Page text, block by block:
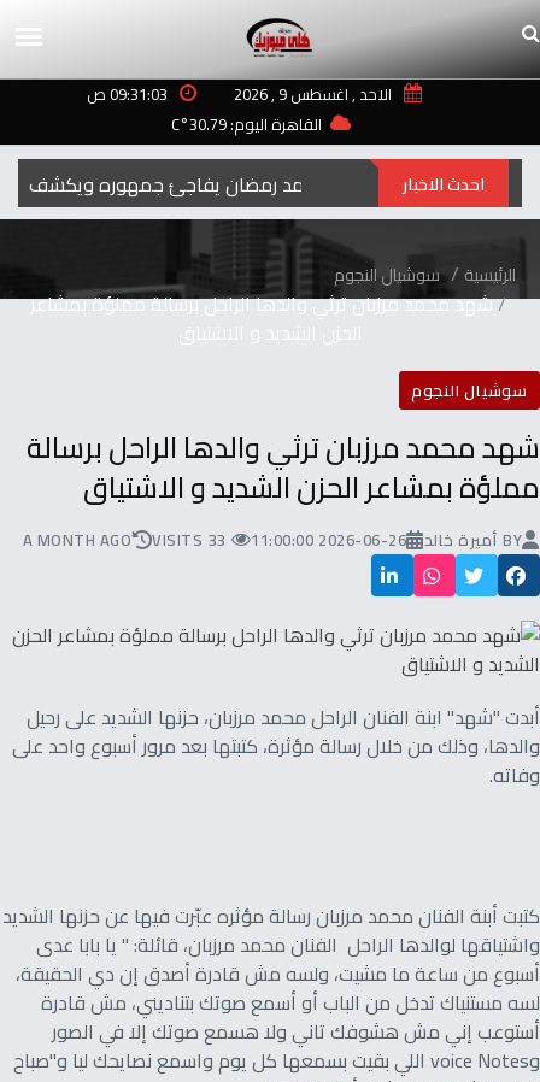
الاحد , اغسطس 9 , 2026
09:31:03 ص
القاهرة اليوم: 30.79°C
احدث الاخبار
الرئيسية سوشيال النجوم
شهد محمد مرزبان ترثي والدها الراحل برسالة مملؤة بمشاعر
الحزن الشديد و الاشتياق
سوشيال النجوم
شهد محمد مرزبان ترثي والدها الراحل برسالة
مملؤة بمشاعر الحزن الشديد و الاشتياق
BY أميرة خالد 2026-06-26 11:00:00
33 VISITS
A MONTH AGO
أبدت "شهد" ابنة الفنان الراحل محمد مرزبان، حزنها الشديد على رحيل
والدها، وذلك من خلال رسالة مؤثرة، كتبتها بعد مرور أسبوع واحد على
وفاته.
كتبت أبنة الفنان محمد مرزبان رسالة مؤثره عبّرت فيها عن حزنها الشديد
واشتياقها لوالدها الراحل الفنان محمد مرزبان، قائلة: " يا بابا عدى
أسبوع من ساعة ما مشيت، ولسه مش قادرة أصدق إن دي الحقيقة،
لسه مستنياك تدخل من الباب أو أسمع صوتك بتناديني، مش قادرة
أستوعب إني مش هشوفك تاني ولا هسمع صوتك إلا في الصور
وvoice Notes اللي بقيت بسمعها كل يوم واسمع نصايحك ليا و"صباح